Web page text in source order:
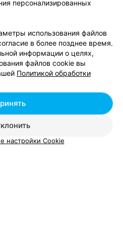
компанию
специалиста
персонализированных
использования файлов
в более позднее время.
информации о целях,
файлов cookie вы
Политикой обработки
настройки Cookie